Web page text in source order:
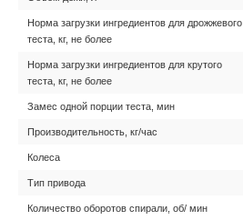
Норма загрузки ингредиентов для дрожжевого
теста, кг, не более
Норма загрузки ингредиентов для крутого
теста, кг, не более
Замес одной порции теста, мин
Производительность, кг/час
Колеса
Тип привода
Количество оборотов спирали, об/ мин